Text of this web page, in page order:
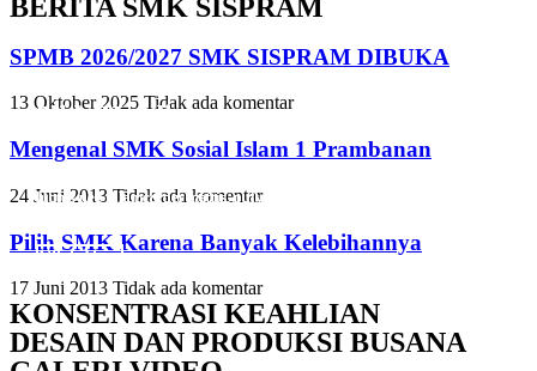
Slide Heading
luctus nec ullamcorper mattis, pulvinar dapibus leo.
Click Here
Slide Heading
luctus nec ullamcorper mattis, pulvinar dapibus leo.
Click Here
Slide Heading
luctus nec ullamcorper mattis, pulvinar dapibus leo.
Click Here
BERITA SMK SISPRAM
SPMB 2026/2027 SMK SISPRAM DIBUKA
13 Oktober 2025 Tidak ada komentar
Mengenal SMK Sosial Islam 1 Prambanan
24 Juni 2013 Tidak ada komentar
Pilih SMK Karena Banyak Kelebihannya
17 Juni 2013 Tidak ada komentar
KONSENTRASI KEAHLIAN
DESAIN DAN PRODUKSI BUSANA